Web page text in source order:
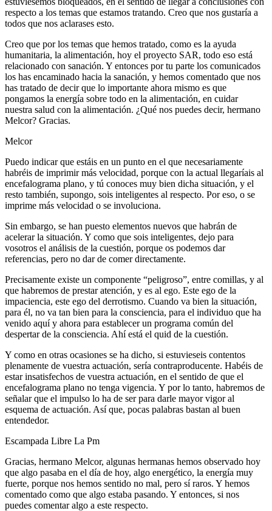
respecto a los temas que estamos tratando. Creo que nos gustaría a
todos que nos aclarases esto.
Creo que por los temas que hemos tratado, como es la ayuda
humanitaria, la alimentación, hoy el proyecto SAR, todo eso está
relacionado con sanación. Y entonces por tu parte los comunicados
los has encaminado hacia la sanación, y hemos comentado que nos
has tratado de decir que lo importante ahora mismo es que
pongamos la energía sobre todo en la alimentación, en cuidar
nuestra salud con la alimentación. ¿Qué nos puedes decir, hermano
Melcor? Gracias.
Melcor
Puedo indicar que estáis en un punto en el que necesariamente
habréis de imprimir más velocidad, porque con la actual llegaríais al
encefalograma plano, y tú conoces muy bien dicha situación, y el
resto también, supongo, sois inteligentes al respecto. Por eso, o se
imprime más velocidad o se involuciona.
Sin embargo, se han puesto elementos nuevos que habrán de
acelerar la situación. Y como que sois inteligentes, dejo para
vosotros el análisis de la cuestión, porque os podemos dar
referencias, pero no dar de comer directamente.
Precisamente existe un componente “peligroso”, entre comillas, y al
que habremos de prestar atención, y es al ego. Este ego de la
impaciencia, este ego del derrotismo. Cuando va bien la situación,
para él, no va tan bien para la consciencia, para el individuo que ha
venido aquí y ahora para establecer un programa común del
despertar de la consciencia. Ahí está el quid de la cuestión.
Y como en otras ocasiones se ha dicho, si estuvieseis contentos
plenamente de vuestra actuación, sería contraproducente. Habéis de
estar insatisfechos de vuestra actuación, en el sentido de que el
encefalograma plano no tenga vigencia. Y por lo tanto, habremos de
señalar que el impulso lo ha de ser para darle mayor vigor al
esquema de actuación. Así que, pocas palabras bastan al buen
entendedor.
Escampada Libre La Pm
Gracias, hermano Melcor, algunas hermanas hemos observado hoy
que algo pasaba en el día de hoy, algo energético, la energía muy
fuerte, porque nos hemos sentido no mal, pero sí raros. Y hemos
comentado como que algo estaba pasando. Y entonces, si nos
puedes comentar algo a este respecto.